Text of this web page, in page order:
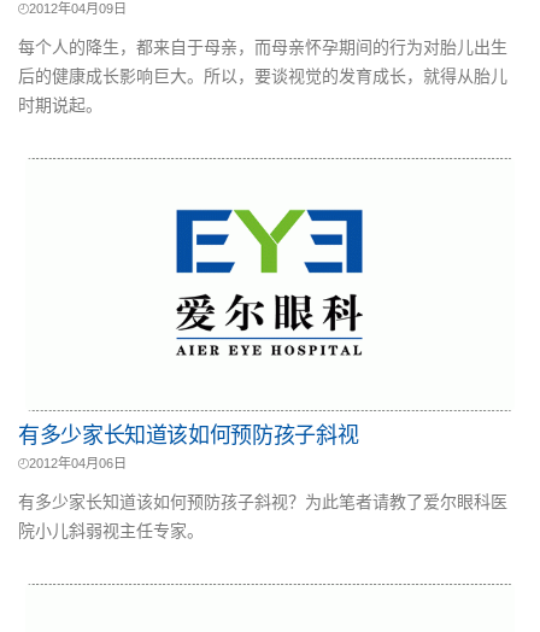
2012年04月09日
每个人的降生，都来自于母亲，而母亲怀孕期间的行为对胎儿出生
后的健康成长影响巨大。所以，要谈视觉的发育成长，就得从胎儿
时期说起。
有多少家长知道该如何预防孩子斜视
2012年04月06日
有多少家长知道该如何预防孩子斜视？为此笔者请教了爱尔眼科医
院小儿斜弱视主任专家。